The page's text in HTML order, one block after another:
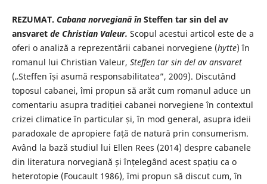
REZUMAT. Cabana norvegiană în Steffen tar sin del av
ansvaretde ChristianValeur. Scopul acestui articol este de a
oferi o analiză a reprezentării cabanei norvegiene (hytte) în
romanul lui Christian Valeur, Steffen tar sin del av ansvaret
(„Steffen își asumă responsabilitatea”, 2009). Discutând
toposul cabanei, îmi propun să arăt cum romanul aduce un
comentariu asupra tradiției cabanei norvegiene în contextul
crizei climatice în particular și, în mod general, asupra ideii
paradoxale de apropiere față de natură prin consumerism.
Având la bază studiul lui Ellen Rees (2014) despre cabanele
din literatura norvegiană și înțelegând acest spațiu ca o
heterotopie (Foucault 1986), îmi propun să discut cum, în